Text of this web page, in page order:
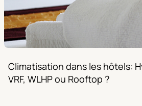
Climatisation dans les hôtels:
VRF, WLHP ou Rooftop ?